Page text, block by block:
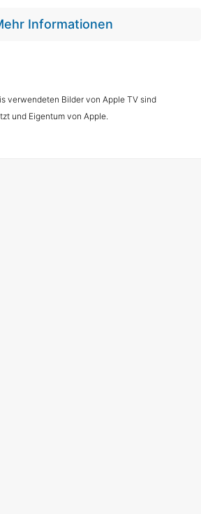
Informationen
verwendeten Bilder von Apple TV sind
und Eigentum von Apple.